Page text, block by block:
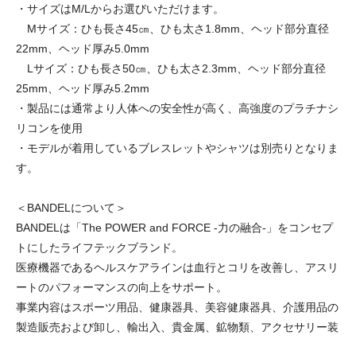
・サイズはM/Lからお選びいただけます。
Mサイズ：ひも長さ45㎝、ひも太さ1.8mm、ヘッド部分直径
22mm、ヘッド厚み5.0mm
Lサイズ：ひも長さ50㎝、ひも太さ2.3mm、ヘッド部分直径
25mm、ヘッド厚み5.2mm
・製品には通常より人体への安全性が高く、高強度のプラチナシ
リコンを使用
・モデルが着用しているブレスレットやシャツは別売りとなりま
す。
＜BANDELについて＞
BANDELは「The POWER and FORCE -力の融合-」をコンセプ
トにしたライフテックブランド。
医療機器であるヘルスケアラインは血行とコリを改善し、アスリ
ートのパフォーマンスの向上をサポート。
事業内容はスポーツ用品、健康器具、美容健康器具、介護用品の
製造販売および卸し、輸出入、貴金属、鉱物類、アクセサリー装